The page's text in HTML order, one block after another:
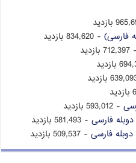
- 834,620 بازدید
- 712,397 بازدید
- 593,012 بازدید
فارسی - 581,493 بازدید
فارسی - 509,537 بازدید